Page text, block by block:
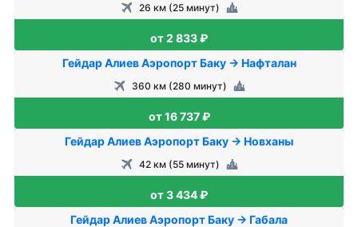
26 км (25 минут)
от 2 833 ₽
Гейдар Алиев Аэропорт Баку → Нафталан
360 км (280 минут)
от 16 737 ₽
Гейдар Алиев Аэропорт Баку → Новханы
42 км (55 минут)
от 3 434 ₽
Гейдар Алиев Аэропорт Баку → Габала